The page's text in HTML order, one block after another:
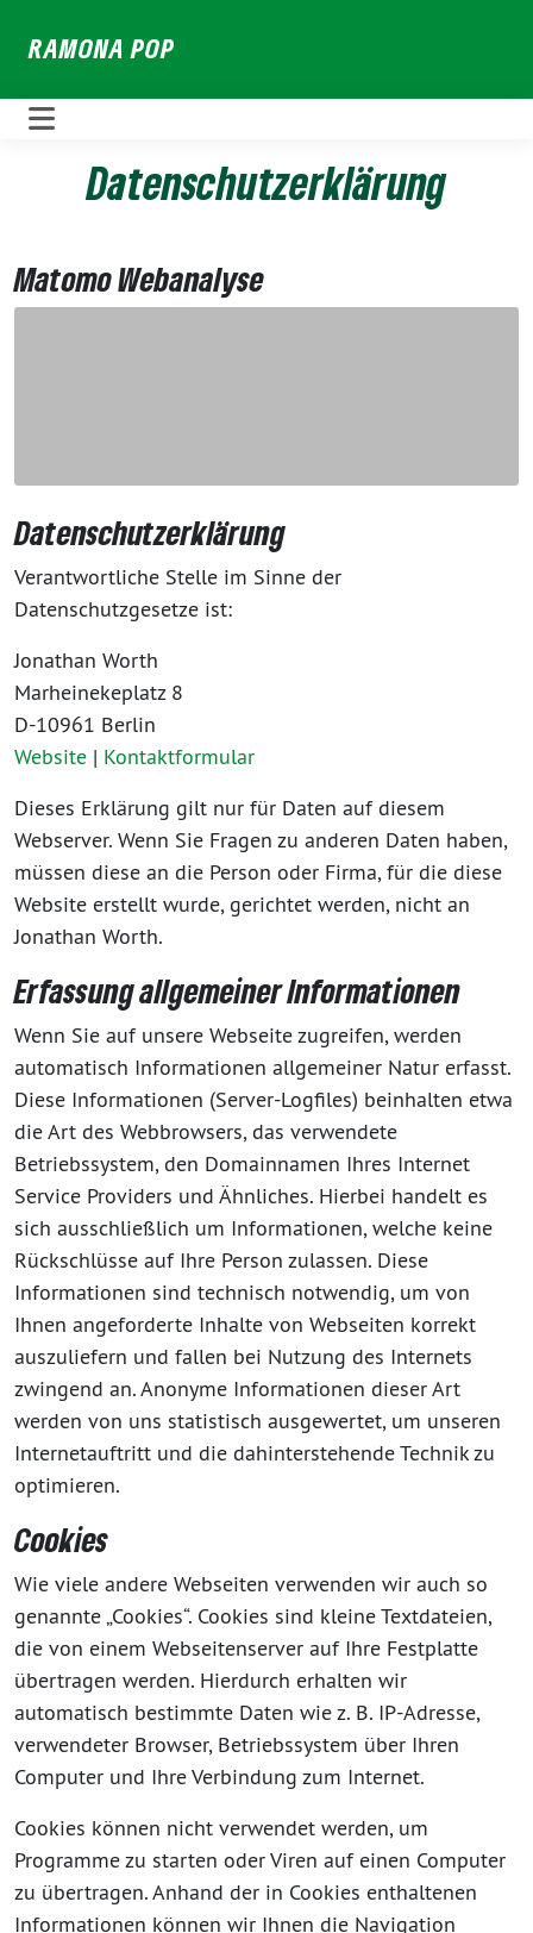
zumRAMONA POP
Datenschutzerklärung
Matomo Webanalyse
Datenschutzerklärung
Verantwortliche Stelle im Sinne der
Datenschutzgesetze ist:
Jonathan Worth
Marheinekeplatz 8
D-10961 Berlin
Website | Kontaktformular
Dieses Erklärung gilt nur für Daten auf diesem
Webserver. Wenn Sie Fragen zu anderen Daten haben,
müssen diese an die Person oder Firma, für die diese
Website erstellt wurde, gerichtet werden, nicht an
Jonathan Worth.
Erfassung allgemeiner Informationen
Wenn Sie auf unsere Webseite zugreifen, werden
automatisch Informationen allgemeiner Natur erfasst.
Diese Informationen (Server-Logfiles) beinhalten etwa
die Art des Webbrowsers, das verwendete
Betriebssystem, den Domainnamen Ihres Internet
Service Providers und Ähnliches. Hierbei handelt es
sich ausschließlich um Informationen, welche keine
Rückschlüsse auf Ihre Person zulassen. Diese
Informationen sind technisch notwendig, um von
Ihnen angeforderte Inhalte von Webseiten korrekt
auszuliefern und fallen bei Nutzung des Internets
zwingend an. Anonyme Informationen dieser Art
werden von uns statistisch ausgewertet, um unseren
Internetauftritt und die dahinterstehende Technik zu
optimieren.
Cookies
Wie viele andere Webseiten verwenden wir auch so
genannte „Cookies“. Cookies sind kleine Textdateien,
die von einem Webseitenserver auf Ihre Festplatte
übertragen werden. Hierdurch erhalten wir
automatisch bestimmte Daten wie z. B. IP-Adresse,
verwendeter Browser, Betriebssystem über Ihren
Computer und Ihre Verbindung zum Internet.
Cookies können nicht verwendet werden, um
Programme zu starten oder Viren auf einen Computer
zu übertragen. Anhand der in Cookies enthaltenen
Informationen können wir Ihnen die Navigation